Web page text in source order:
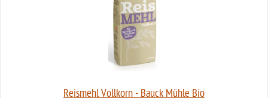
Reismehl Vollkorn - Bauck Mühle Bio